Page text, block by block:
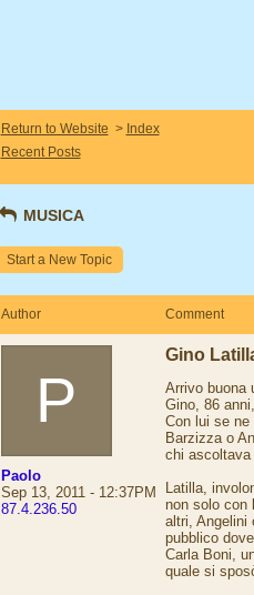
Return to Website > Index
Recent Posts
MUSICA
Start a New Topic
Author Comment
P
Paolo
Sep 13, 2011 - 12:37PM
87.4.236.50
Gino
Arrivo buona
Gino, 86
Con lui se ne
Barzizza o
chi ascoltava
Latilla,
non solo con
altri, Angelini
pubblico
Carla Boni,
quale si